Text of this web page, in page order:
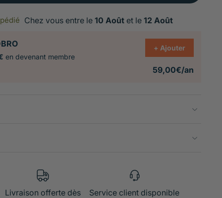
Chez vous entre le 10 Août et le 12 Août
en devenant membre
+ Ajouter
59,00€/an
Livraison offerte dès
Service client disponible